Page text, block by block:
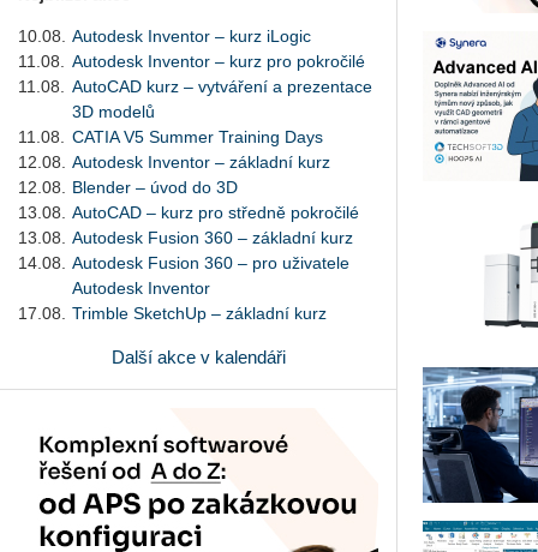
10.08.
Autodesk Inventor – kurz iLogic
11.08.
Autodesk Inventor – kurz pro pokročilé
11.08.
AutoCAD kurz – vytváření a prezentace
3D modelů
11.08.
CATIA V5 Summer Training Days
12.08.
Autodesk Inventor – základní kurz
12.08.
Blender – úvod do 3D
13.08.
AutoCAD – kurz pro středně pokročilé
13.08.
Autodesk Fusion 360 – základní kurz
14.08.
Autodesk Fusion 360 – pro uživatele
Autodesk Inventor
17.08.
Trimble SketchUp – základní kurz
Další akce v kalendáři